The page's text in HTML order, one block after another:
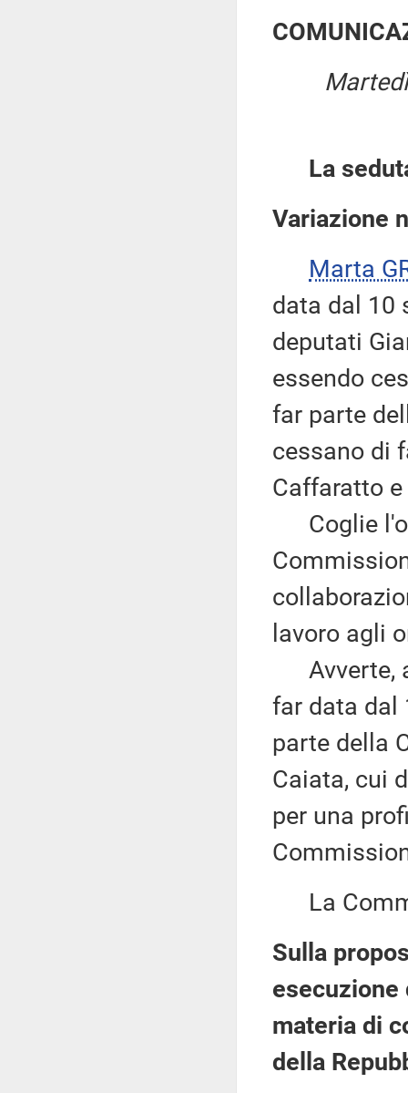
La
Variazione
Marta
data dal 10
deputati
essendo
far parte
cessano di
Caffaratto e
Coglie
lavoro agli
Avverte,
far data dal
parte della
Caiata, cui
per una
La
Sulla
materia di
della